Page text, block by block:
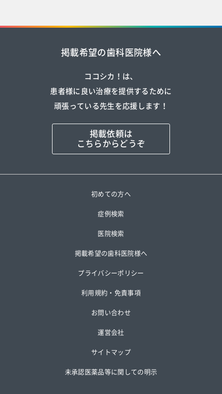
掲載希望の歯科医院様へ
ココシカ！は、
患者様に良い治療を提供するために
頑張っている先生を応援します！
掲載依頼は
こちらからどうぞ
初めての方へ
症例検索
医院検索
掲載希望の歯科医院様へ
プライバシーポリシー
利用規約・免責事項
お問い合わせ
運営会社
サイトマップ
未承認医薬品等に関しての明示